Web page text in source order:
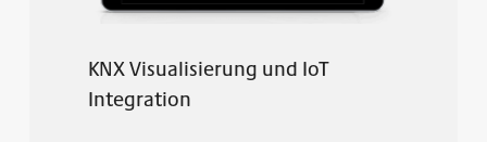
KNX Visualisierung und IoT
Integration